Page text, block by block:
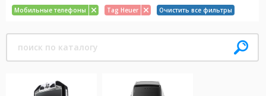
Мобильные телефоны Tag Heuer Очистить все фильтры